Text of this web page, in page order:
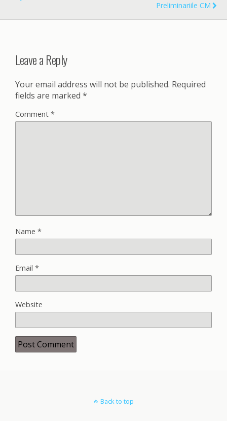
Preliminariile CM
Leave a Reply
Your email address will not be published. Required
fields are marked *
Comment *
Name *
Email *
Website
Back to top